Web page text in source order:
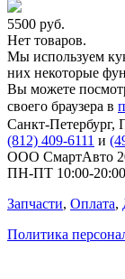
5500 руб.
Нет товаров.
Мы используем
них некоторые
Вы можете
своего браузера в
Санкт-Петербург,
(812) 409-6111 и
ООО СмартАвто
ПН-ПТ 10:00-20:00
Запчасти, Оплата,
Политика